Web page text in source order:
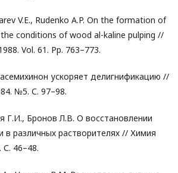
V.E., Rudenko A.P. On the formation of
conditions of wood al-kaline pulping //
Vol. 61. Pp. 763–773.
ускоряет делигнификацию //
№5. С. 97–98.
Г.И., Бронов Л.В. О восстановлении
в различных растворителях // Химия
46–48.